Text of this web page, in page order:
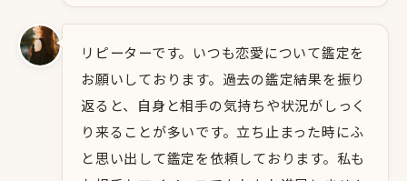
リピーターです。いつも恋愛について鑑定を
お願いしております。過去の鑑定結果を振り
返ると、自身と相手の気持ちや状況がしっく
り来ることが多いです。立ち止まった時にふ
と思い出して鑑定を依頼しております。私も